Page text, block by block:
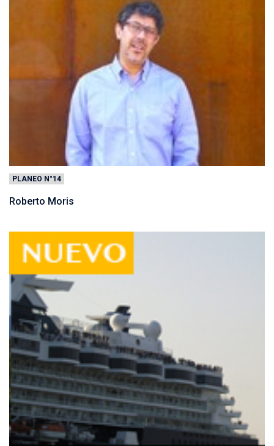
PLANEO N°14
Roberto Moris